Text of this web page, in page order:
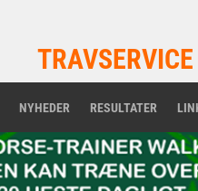
NYHEDER RESULTATER